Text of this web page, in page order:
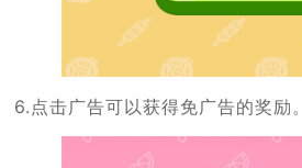
6.点击广告可以获得免广告的奖励。